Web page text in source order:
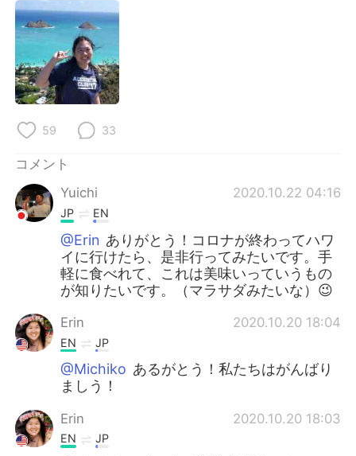
59 33
コメント
Yuichi
2020.10.22 04:16
JP EN
@Erin ありがとう！コロナが終わってハワ
イに行けたら、是非行ってみたいです。手
軽に食べれて、これは美味いっていうもの
が知りたいです。（マラサダみたいな）😉
Erin 2020.10.20 18:04
EN JP
@Michiko あるがとう！私たちはがんばり
ましう！
Erin 2020.10.20 18:03
EN JP